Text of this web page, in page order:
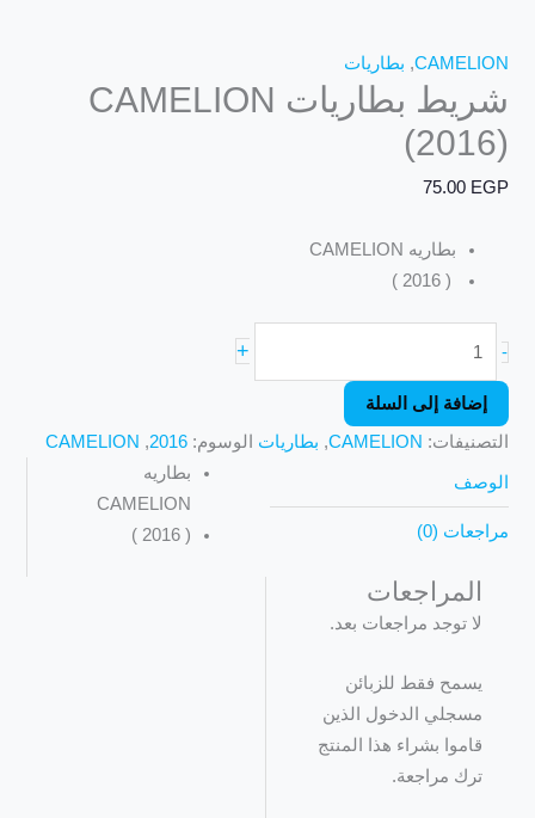
CAMELION
, بطاريات
شريط بطاريات CAMELION
(2016)
75.00 EGP
بطاريه CAMELION
( 2016 )
-
+
إضافة إلى السلة
التصنيفات: CAMELION
, بطاريات الوسوم:2016
,
CAMELION
الوصف
مراجعات (0)
بطاريه
CAMELION
( 2016 )
المراجعات
لا توجد مراجعات بعد.
يسمح فقط للزبائن
مسجلي الدخول الذين
قاموا بشراء هذا المنتج
ترك مراجعة.